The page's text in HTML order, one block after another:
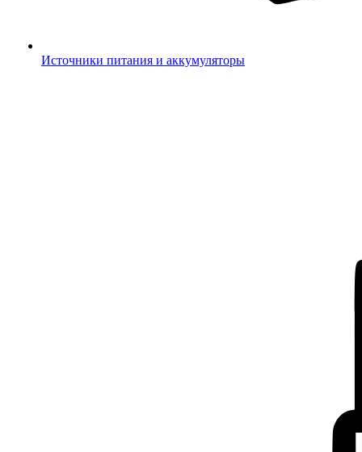
Источники питания и аккумуляторы